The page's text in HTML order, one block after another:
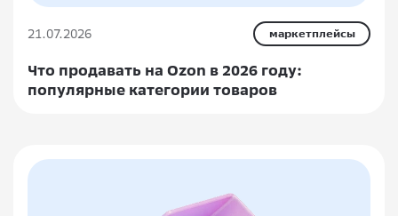
21.07.2026 маркетплейсы
Что продавать на Ozon в 2026 году:
популярные категории товаров